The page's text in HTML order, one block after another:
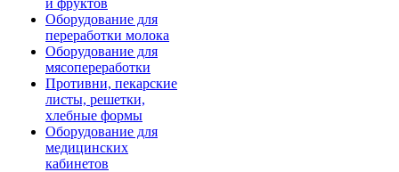
и фруктов
Оборудование для
переработки молока
Оборудование для
мясопереработки
Противни, пекарские
листы, решетки,
хлебные формы
Оборудование для
медицинских
кабинетов